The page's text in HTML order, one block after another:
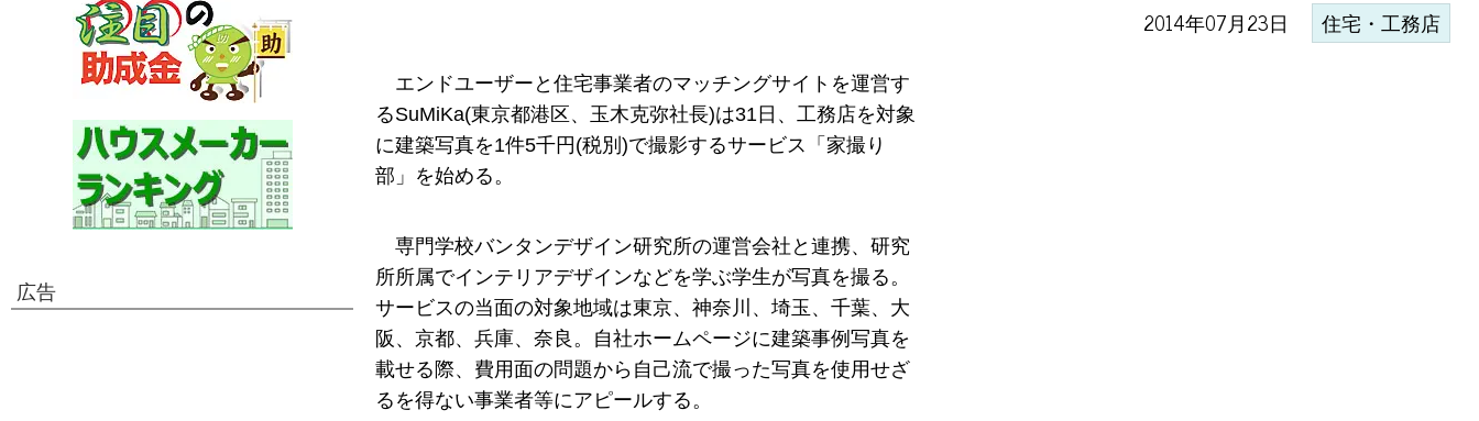
2014年07月23日 住宅・工務店
エンドユーザーと住宅事業者のマッチングサイトを運営す
るSuMiKa(東京都港区、玉木克弥社長)は31日、工務店を対象
に建築写真を1件5千円(税別)で撮影するサービス「家撮り
部」を始める。
専門学校バンタンデザイン研究所の運営会社と連携、研究
所所属でインテリアデザインなどを学ぶ学生が写真を撮る。
サービスの当面の対象地域は東京、神奈川、埼玉、千葉、大
阪、京都、兵庫、奈良。自社ホームページに建築事例写真を
載せる際、費用面の問題から自己流で撮った写真を使用せざ
るを得ない事業者等にアピールする。
広告